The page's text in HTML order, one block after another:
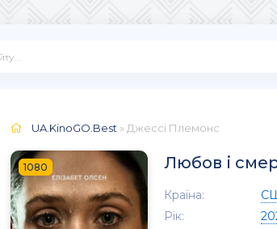
UA.KinoGO.Best » Джессі Племонс
1080 Любов і
Країна:
Рік: